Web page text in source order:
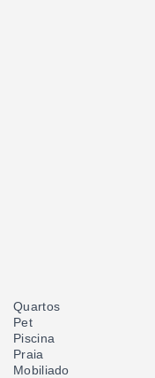
Quartos
Pet
Piscina
Praia
Mobiliado